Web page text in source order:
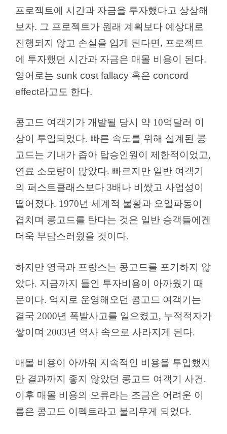
프로젝트에 시간과 자금을 투자했다고 상상해
보자. 그 프로젝트가 원래 계획보다 예상대로
진행되지 않고 손실을 입게 된다면, 프로젝트
에 투자했던 시간과 자금은 매몰 비용이 된다.
영어로는 sunk cost fallacy 혹은 concord
effect라고도 한다.
콩고드 여객기가 개발될 당시 약 10억달러 이
상이 투입되었다. 빠른 속도를 위해 설계된 콩
고드는 기내가 좁아 탑승인원이 제한적이었고,
연료 소모량이 많았다. 빠르지만 일반 여객기
의 퍼스트클래스보다 3배나 비쌌고 사업성이
떨어졌다. 1970년 세계적 불황과 오일파동이
겹치며 콩고드를 탄다는 것은 일반 승객들에겐
더욱 부담스러웠을 것이다.
하지만 영국과 프랑스는 콩고드를 포기하지 않
았다. 지금까지 들인 투자비용이 아까웠기 때
문이다. 억지로 운영해오던 콩고드 여객기는
결국 2000년 폭발사고를 일으켰고, 누적적자가
쌓이며 2003년 역사 속으로 사라지게 된다.
매몰 비용이 아까워 지속적인 비용을 투입했지
만 결과까지 좋지 않았던 콩고드 여객기 사건.
이후 매몰 비용의 오류라는 조금은 어려운 이
름은 콩고드 이펙트라고 불리우게 되었다.